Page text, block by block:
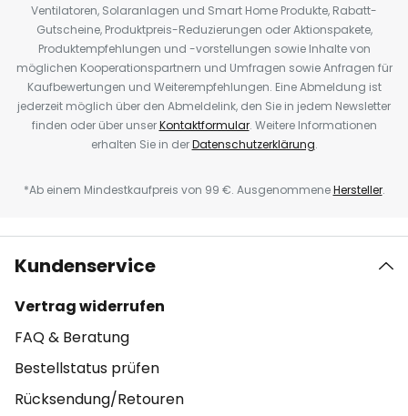
Ventilatoren, Solaranlagen und Smart Home Produkte, Rabatt-
Gutscheine, Produktpreis-Reduzierungen oder Aktionspakete,
Produktempfehlungen und -vorstellungen sowie Inhalte von
möglichen Kooperationspartnern und Umfragen sowie Anfragen für
Kaufbewertungen und Weiterempfehlungen. Eine Abmeldung ist
jederzeit möglich über den Abmeldelink, den Sie in jedem Newsletter
finden oder über unserKontaktformular. Weitere Informationen
erhalten Sie in derDatenschutzerklärung.
*Ab einem Mindestkaufpreis von 99 €. AusgenommeneHersteller.
Kundenservice
Vertrag widerrufen
FAQ & Beratung
Bestellstatus prüfen
Rücksendung/Retouren